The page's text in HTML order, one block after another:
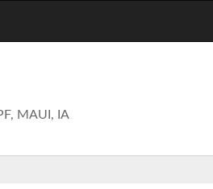
MAUI, IA